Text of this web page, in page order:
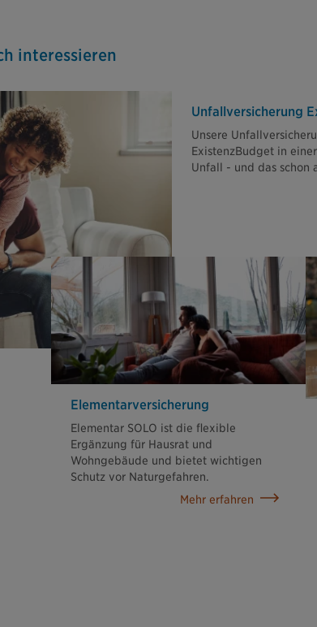
interessieren
Unfallversicherung
Unsere
ExistenzBudget in
Unfall - und das schon
Elementar­versicherung
Elementar SOLO ist die flexible
Ergänzung für Hausrat und
Wohngebäude und bietet wichtigen
Schutz vor Naturgefahren.
Mehr erfahren